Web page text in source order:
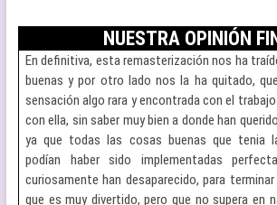
NUESTRA OPINIÓN
En definitiva, esta remasterización nos ha
buenas y por otro lado nos la ha quitado,
sensación algo rara y encontrada con el
con ella, sin saber muy bien a donde han
ya que todas las cosas buenas que tenia
podían haber sido implementadas
curiosamente han desaparecido, para
que es muy divertido, pero que no supera en